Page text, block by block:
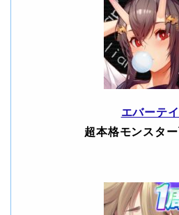
エバーテ
超本格モンスタ